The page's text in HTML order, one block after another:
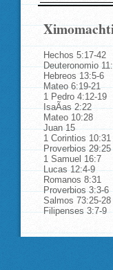
Hechos 5:17-42
Deuteronomio
Hebreos 13:5-6
Mateo 6:19-21
1 Pedro 4:12-19
IsaÃ­as 2:22
Mateo 10:28
Juan 15
1 Corintios 10:31
Proverbios 29:25
1 Samuel 16:7
Lucas 12:4-9
Romanos 8:31
Proverbios 3:3-6
Salmos 73:25-28
Filipenses 3:7-9